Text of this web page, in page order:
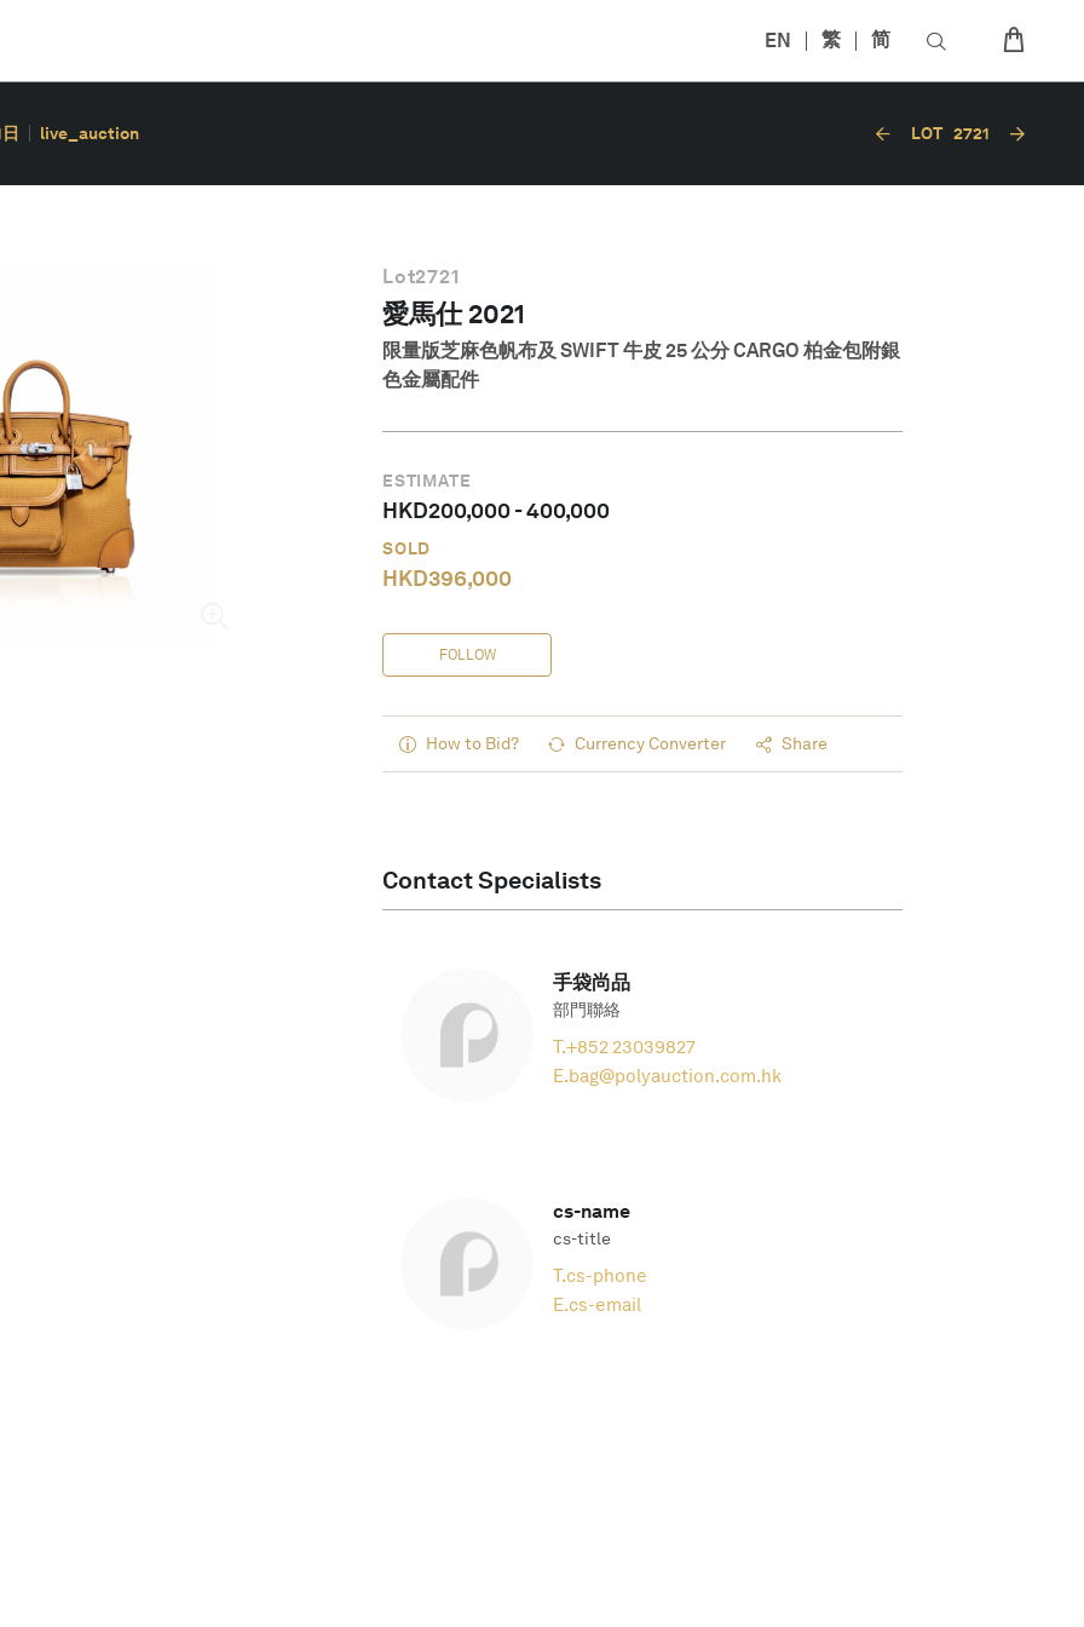
EN 繁 简
live_auction LOT 2721
Lot2721
愛馬仕 2021
限量版芝麻色帆布及 SWIFT 牛皮 25 公分 CARGO 柏金包附銀
色金屬配件
ESTIMATE
HKD200,000-400,000
SOLD
HKD396,000
FOLLOW
How to Bid? Currency Converter Share
Contact Specialists
手袋尚品
部門聯絡
T.+852 23039827
E.bag@polyauction.com.hk
cs-name
cs-title
T.cs-phone
E.cs-email